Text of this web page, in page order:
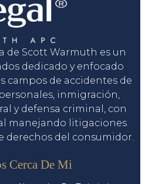
de Scott Warmuth es un
dedicado y enfocado
campos de accidentes de
inmigración,
y defensa criminal, con
manejando litigaciones
derechos del consumidor.
Cerca De Mi